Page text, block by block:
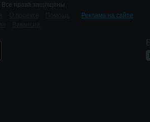
Все права защищены.
Реклама на сайте